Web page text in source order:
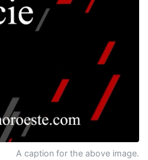
A caption for the above image.